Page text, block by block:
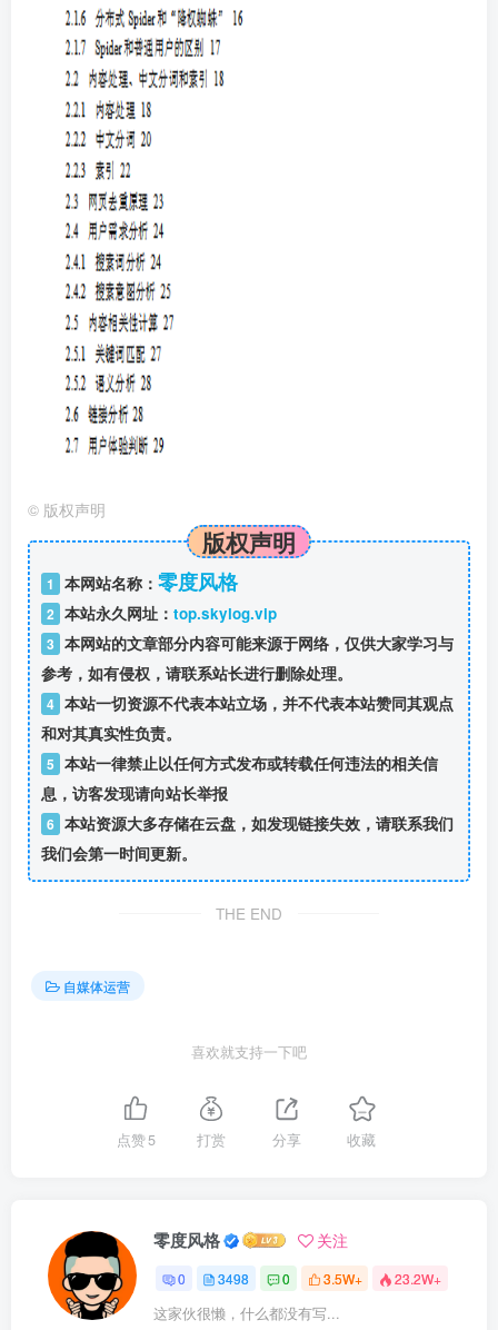
© 版权声明
版权声明
1 本网站名称： 零度风格
2 本站永久网址： top.skylog.vip
3 本网站的文章部分内容可能来源于网络，仅供大家学习与
参考，如有侵权，请联系站长进行删除处理。
4 本站一切资源不代表本站立场，并不代表本站赞同其观点
和对其真实性负责。
5 本站一律禁止以任何方式发布或转载任何违法的相关信
息，访客发现请向站长举报
6 本站资源大多存储在云盘，如发现链接失效，请联系我们
我们会第一时间更新。
THE END
自媒体运营
喜欢就支持一下吧
点赞5 打赏 分享 收藏
零度风格 关注
0 3498 0 3.5W+ 23.2W+
这家伙很懒，什么都没有写...